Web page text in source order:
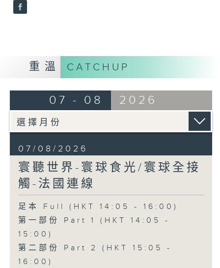
重溫 CATCHUP
07 - 08 2026
07/08/2026
寰聽世界-寰球食光/寰球全接
觸-法國連線
足本 Full (HKT 14:05 - 16:00)
第一部份 Part 1 (HKT 14:05 -
15:00)
第二部份 Part 2 (HKT 15:05 -
16:00)